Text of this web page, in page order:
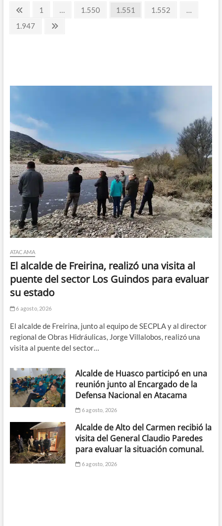
Carmen
y
del
Participación
Política”
del
SernamEG.
Paginación
de
PáginaPágina
1 … Página
1.550 Página
1.551 Página
1.552
…
Página
1.947
Página
ATACAMA
El alcalde de Freirina, realizó una visita al
puente del sector Los Guindos para evaluar
su estado
6 agosto, 2026
El alcalde de Freirina, junto al equipo de SECPLA y al director
regional de Obras Hidráulicas, Jorge Villalobos, realizó una
visita al puente del sector…
Alcalde de Huasco participó en una
reunión junto al Encargado de la
Defensa Nacional en Atacama
6 agosto, 2026
Alcalde de Alto del Carmen recibió la
visita del General Claudio Paredes
para evaluar la situación comunal.
6 agosto, 2026